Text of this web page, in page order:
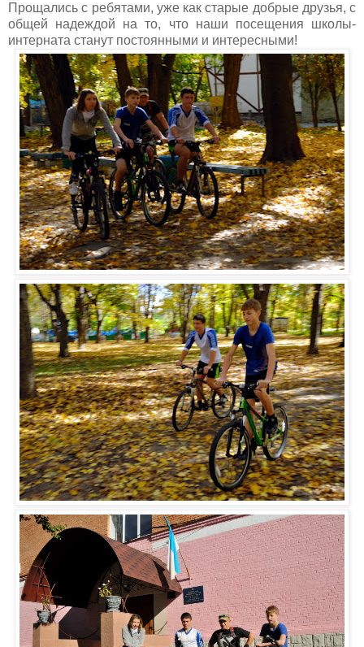
Прощались с ребятами, уже как старые добрые друзья, с
общей надеждой на то, что наши посещения школы-
интерната станут постоянными и интересными!